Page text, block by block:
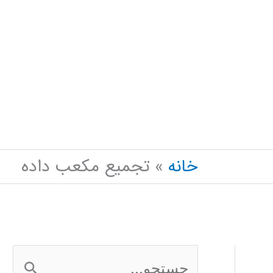
خانه
تجمیع مکعب داده